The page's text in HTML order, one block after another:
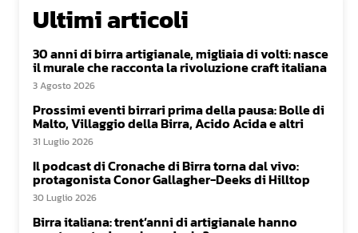
Ultimi articoli
30 anni di birra artigianale, migliaia di volti: nasce
il murale che racconta la rivoluzione craft italiana
3 Agosto 2026
Prossimi eventi birrari prima della pausa: Bolle di
Malto, Villaggio della Birra, Acido Acida e altri
31 Luglio 2026
Il podcast di Cronache di Birra torna dal vivo:
protagonista Conor Gallagher-Deeks di Hilltop
30 Luglio 2026
Birra italiana: trent’anni di artigianale hanno